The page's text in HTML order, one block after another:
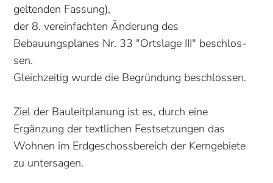
geltenden Fassung),
der 8. vereinfachten Änderung des
Bebauungsplanes Nr. 33 "Ortslage III" beschlos­
sen.
Gleichzeitig wurde die Be­gründung beschlossen.
Ziel der Bauleitplanung ist es, durch eine
Ergänzung der textlichen Festsetzungen das
Wohnen im Erdgeschossbereich der Kerngebiete
zu untersagen.